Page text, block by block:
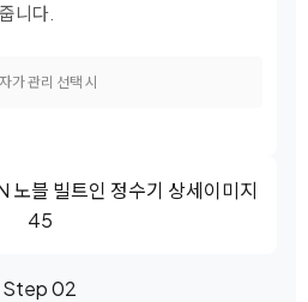
니다.
가 관리 선택 시
Step 02